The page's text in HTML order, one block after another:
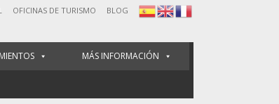
OFICINAS DE TURISMO BLOG
MÁS INFORMACIÓN